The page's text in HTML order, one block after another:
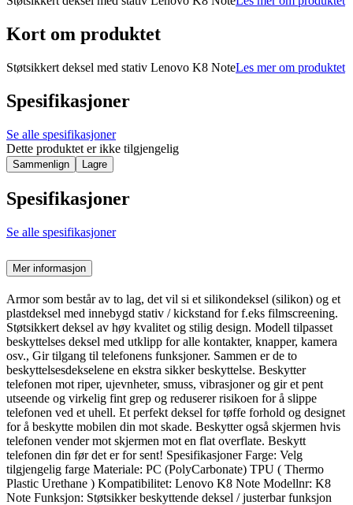
Kort om produktet
Støtsikkert deksel med stativ Lenovo K8 NoteLes mer om produktet
Spesifikasjoner
Se alle spesifikasjoner
Dette produktet er ikke tilgjengelig
Sammenlign Lagre
Spesifikasjoner
Se alle spesifikasjoner
Mer informasjon
Armor som består av to lag, det vil si et silikondeksel (silikon) og et
plastdeksel med innebygd stativ / kickstand for f.eks filmscreening.
Støtsikkert deksel av høy kvalitet og stilig design. Modell tilpasset
beskyttelses deksel med utklipp for alle kontakter, knapper, kamera
osv., Gir tilgang til telefonens funksjoner. Sammen er de to
beskyttelsesdekselene en ekstra sikker beskyttelse. Beskytter
telefonen mot riper, ujevnheter, smuss, vibrasjoner og gir et pent
utseende og virkelig fint grep og reduserer risikoen for å slippe
telefonen ved et uhell. Et perfekt deksel for tøffe forhold og designet
for å beskytte mobilen din mot skade. Beskytter også skjermen hvis
telefonen vender mot skjermen mot en flat overflate. Beskytt
telefonen din før det er for sent! Spesifikasjoner Farge: Velg
tilgjengelig farge Materiale: PC (PolyCarbonate) TPU ( Thermo
Plastic Urethane ) Kompatibilitet: Lenovo K8 Note Modellnr: K8
Note Funksjon: Støtsikker beskyttende deksel / justerbar funksjon